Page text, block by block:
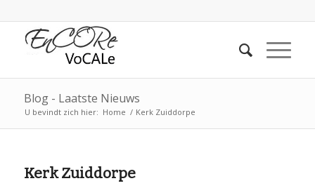
Blog - Laatste Nieuws
U bevindt zich hier: Home / Kerk Zuiddorpe
Kerk Zuiddorpe